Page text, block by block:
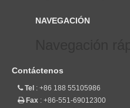
NAVEGACIÓN
Contáctenos
Tel : +86 188 55105986
Fax : +86-551-69012300